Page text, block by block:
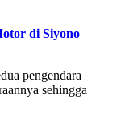
di Siyono
pengendara
sehingga